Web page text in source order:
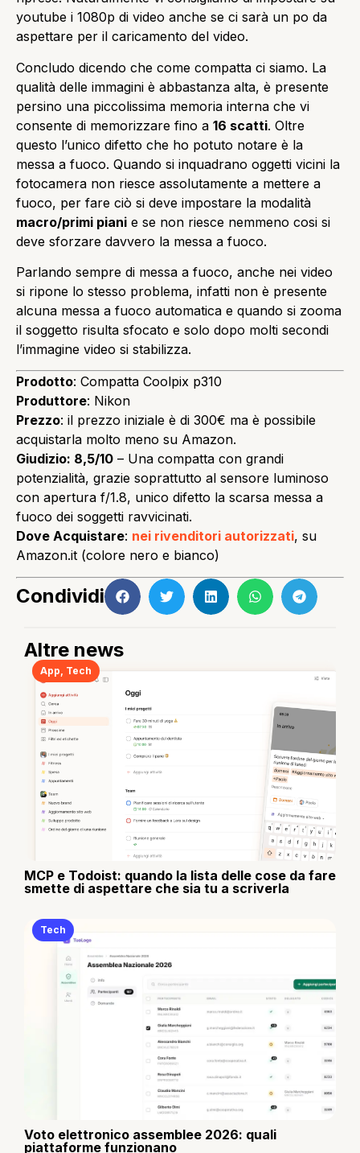
youtube i 1080p di video anche se ci sarà un po da
aspettare per il caricamento del video.
Concludo dicendo che come compatta ci siamo. La
qualità delle immagini è abbastanza alta, è presente
persino una piccolissima memoria interna che vi
consente di memorizzare fino a 16 scatti. Oltre
questo l’unico difetto che ho potuto notare è la
messa a fuoco. Quando si inquadrano oggetti vicini la
fotocamera non riesce assolutamente a mettere a
fuoco, per fare ciò si deve impostare la modalità
macro/primi piani e se non riesce nemmeno cosi si
deve sforzare davvero la messa a fuoco.
Parlando sempre di messa a fuoco, anche nei video
si ripone lo stesso problema, infatti non è presente
alcuna messa a fuoco automatica e quando si zooma
il soggetto risulta sfocato e solo dopo molti secondi
l’immagine video si stabilizza.
Prodotto: Compatta Coolpix p310
Produttore: Nikon
Prezzo: il prezzo iniziale è di 300€ ma è possibile
acquistarla molto meno su Amazon.
Giudizio: 8,5/10 – Una compatta con grandi
potenzialità, grazie soprattutto al sensore luminoso
con apertura f/1.8, unico difetto la scarsa messa a
fuoco dei soggetti ravvicinati.
Dove Acquistare: nei rivenditori autorizzati, su
Amazon.it (colore nero e bianco)
Condividi
Altre news
App Tech
MCP e Todoist: quando la lista delle cose da fare
smette di aspettare che sia tu a scriverla
Tech
Voto elettronico assemblee 2026: quali
piattaforme funzionano